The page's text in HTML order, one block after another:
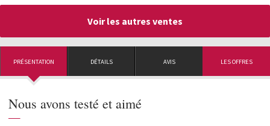
Voir les autres ventes
PRÉSENTATION DÉTAILS AVIS LES OFFRES
Nous avons testé et aimé
—